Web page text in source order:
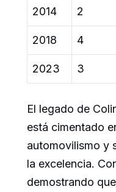
2014 2
2018 4
2023 3
El legado de
está cimentado
automovilismo y
la excelencia.
demostrando